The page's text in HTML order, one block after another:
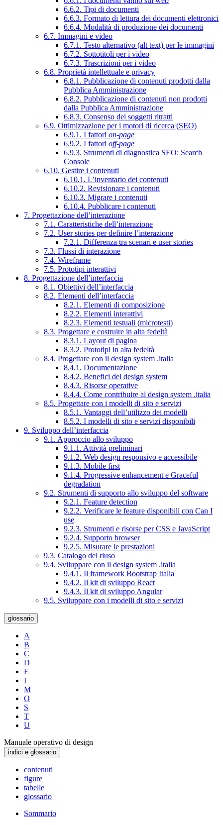
6.6.2. Tipi di documenti
6.6.3. Formato di lettura dei documenti elettronici
6.6.4. Modalità di produzione dei documenti
6.7. Immagini e video
6.7.1. Testo alternativo (alt text) per le immagini
6.7.2. Sottotitoli per i video
6.7.3. Trascrizioni per i video
6.8. Proprietà intellettuale e privacy
6.8.1. Pubblicazione di contenuti prodotti dalla
Pubblica Amministrazione
6.8.2. Pubblicazione di contenuti non prodotti
dalla Pubblica Amministrazione
6.8.3. Consenso dei soggetti ritratti
6.9. Ottimizzazione per i motori di ricerca (SEO)
6.9.1. I fattori on-page
6.9.2. I fattori off-page
6.9.3. Strumenti di diagnostica SEO: Search
Console
6.10. Gestire i contenuti
6.10.1. L’inventario dei contenuti
6.10.2. Revisionare i contenuti
6.10.3. Migrare i contenuti
6.10.4. Pubblicare i contenuti
7. Progettazione dell’interazione
7.1. Caratteristiche dell’interazione
7.2. User stories per definire l’interazione
7.2.1. Differenza tra scenari e user stories
7.3. Flussi di interazione
7.4. Wireframe
7.5. Prototipi interattivi
8. Progettazione dell’interfaccia
8.1. Obiettivi dell’interfaccia
8.2. Elementi dell’interfaccia
8.2.1. Elementi di composizione
8.2.2. Elementi interattivi
8.2.3. Elementi testuali (microtesti)
8.3. Progettare e costruire in alta fedeltà
8.3.1. Layout di pagina
8.3.2. Prototipi in alta fedeltà
8.4. Progettare con il design system .italia
8.4.1. Documentazione
8.4.2. Benefici del design system
8.4.3. Risorse operative
8.4.4. Come contribuire al design system .italia
8.5. Progettare con i modelli di sito e servizi
8.5.1. Vantaggi dell’utilizzo dei modelli
8.5.2. I modelli di sito e servizi disponibili
9. Sviluppo dell’interfaccia
9.1. Approccio allo sviluppo
9.1.1. Attività preliminari
9.1.2. Web design responsivo e accessibile
9.1.3. Mobile first
9.1.4. Progressive enhancement e Graceful
degradation
9.2. Strumenti di supporto allo sviluppo del software
9.2.1. Feature detection
9.2.2. Verificare le feature disponibili con Can I
use
9.2.3. Strumenti e risorse per CSS e JavaScript
9.2.4. Supporto browser
9.2.5. Misurare le prestazioni
9.3. Catalogo del riuso
9.4. Sviluppare con il design system .italia
9.4.1. Il framework Bootstrap Italia
9.4.2. Il kit di sviluppo React
9.4.3. Il kit di sviluppo Angular
9.5. Sviluppare con i modelli di sito e servizi
glossario
A
B
C
D
E
I
M
O
S
T
U
Manuale operativo di design
indici e glossario
contenuti
figure
tabelle
glossario
Sommario